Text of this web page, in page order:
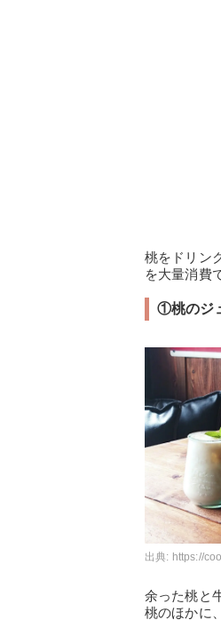
桃をドリン
を大量消費
①桃のジ
出典: https://
余った桃と
桃のほかに